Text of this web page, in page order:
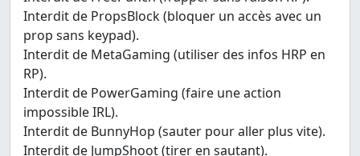
Interdit de PropsBlock (bloquer un accès avec un
prop sans keypad).
Interdit de MetaGaming (utiliser des infos HRP en
RP).
Interdit de PowerGaming (faire une action
impossible IRL).
Interdit de BunnyHop (sauter pour aller plus vite).
Interdit de JumpShoot (tirer en sautant).